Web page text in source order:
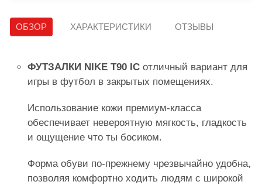
ОБЗОР ХАРАКТЕРИСТИКИ ОТЗЫВЫ
ФУТЗАЛКИ NIKE T90 IC отличный вариант для
игры в футбол в закрытых помещениях.
Использование кожи премиум-класса
обеспечивает невероятную мягкость, гладкость
и ощущение что ты босиком.
Форма обуви по-прежнему чрезвычайно удобна,
позволяя комфортно ходить людям с широкой